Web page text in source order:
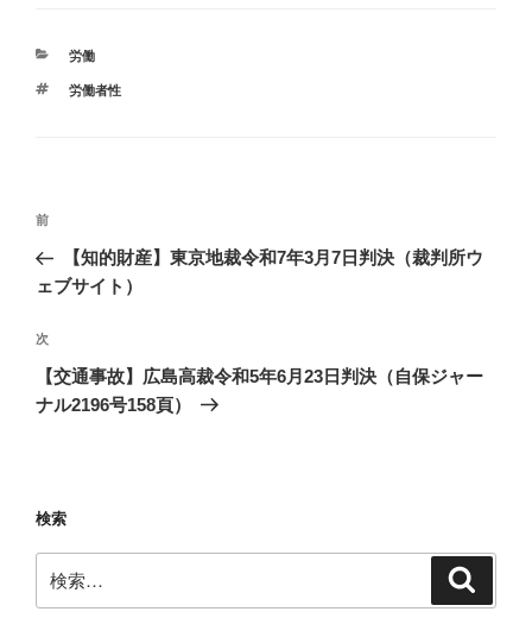
カ
ゴ
労働
タ
労働者性
投
ナ
ゲ
ー
シ
前
の
投
前
【知的財産】東京地裁令和7年3月7日判決（裁判所ウ
ェブサイト）
次
の
投
次
【交通事故】広島高裁令和5年6月23日判決（自保ジャー
ナル2196号158頁）
検索
索: